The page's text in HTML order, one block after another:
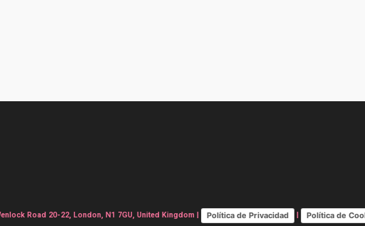
Road 20-22, London, N1 7GU, United Kingdom | Política de Privacidad | Política de